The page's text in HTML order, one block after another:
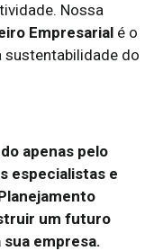
Nossa
Empresarial é o
sustentabilidade do
apenas pelo
especialistas e
um futuro
empresa.